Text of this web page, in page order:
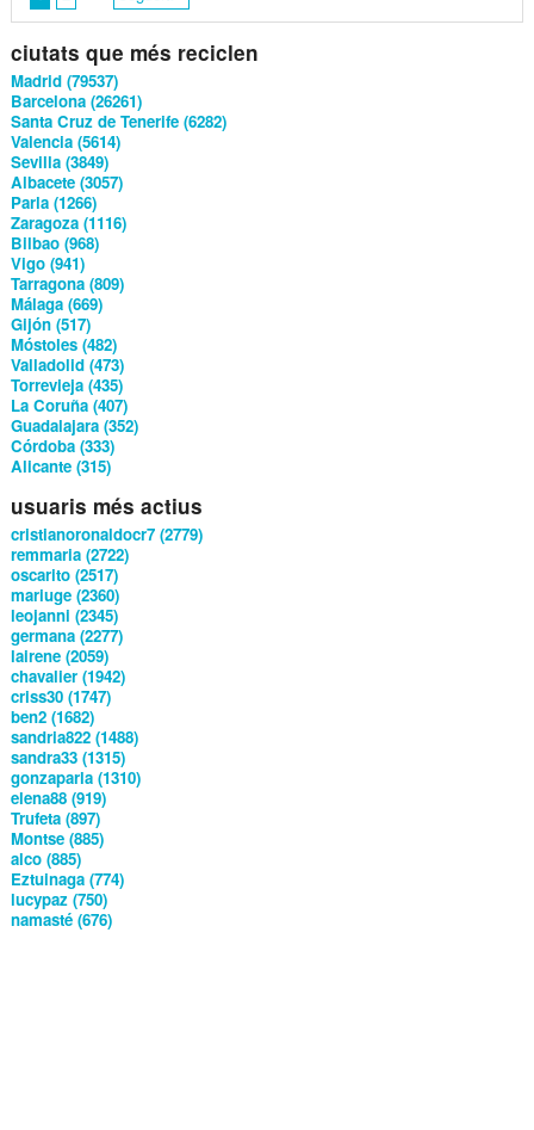
ciutats que més reciclen
Madrid (79537)
Barcelona (26261)
Santa Cruz de Tenerife (6282)
Valencia (5614)
Sevilla (3849)
Albacete (3057)
Parla (1266)
Zaragoza (1116)
Bilbao (968)
Vigo (941)
Tarragona (809)
Málaga (669)
Gijón (517)
Móstoles (482)
Valladolid (473)
Torrevieja (435)
La Coruña (407)
Guadalajara (352)
Córdoba (333)
Alicante (315)
usuaris més actius
cristianoronaldocr7 (2779)
remmaria (2722)
oscarito (2517)
mariuge (2360)
leojanni (2345)
germana (2277)
lairene (2059)
chavalier (1942)
criss30 (1747)
ben2 (1682)
sandria822 (1488)
sandra33 (1315)
gonzaparla (1310)
elena88 (919)
Trufeta (897)
Montse (885)
alco (885)
Eztuinaga (774)
lucypaz (750)
namasté (676)